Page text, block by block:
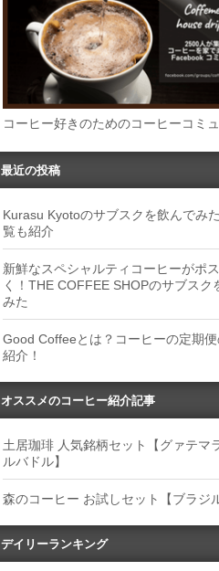
コーヒー好きのためのコーヒーコミ
最近の投稿
Kurasu Kyotoのサブスクを飲んでみ
覧も紹介
新鮮なスペシャルティコーヒーがポ
く！THE COFFEE SHOPのサブスク
みた
Good Coffeeとは？コーヒーの定期
紹介！
オススメのコーヒー紹介記事
土居珈琲 人気銘柄セット【グァテマ
ルバドル】
森のコーヒー お試しセット【ブラジル
デイリーランキング